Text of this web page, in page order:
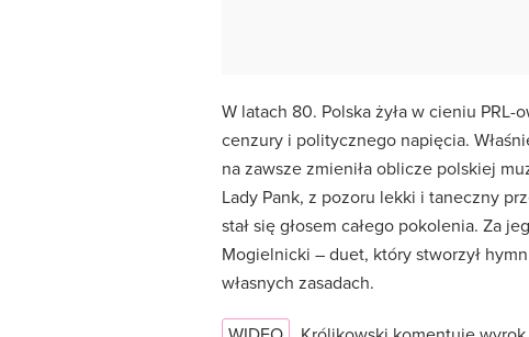
W latach 80. Polska żyła w cieniu
cenzury i politycznego napięcia.
na zawsze zmieniła oblicze polskiej
Lady Pank, z pozoru lekki i taneczny
stał się głosem całego pokolenia. Za
Mogielnicki – duet, który stworzył
własnych zasadach.